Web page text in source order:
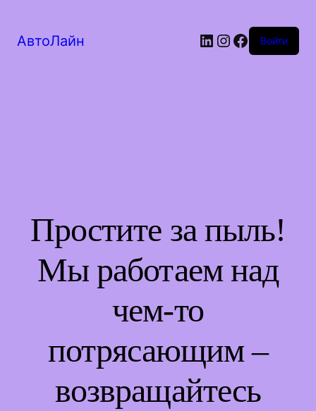
АвтоЛайн LinkedIn
Instagram
Facebook
Войти
Простите за пыль!
Мы работаем над
чем-то
потрясающим –
возвращайтесь